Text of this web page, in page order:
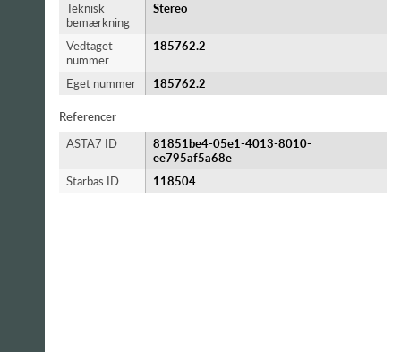
Teknisk
bemærkning
Stereo
Vedtaget
nummer
185762.2
Eget nummer 185762.2
Referencer
ASTA7 ID
81851be4-05e1-4013-8010-
ee795af5a68e
Starbas ID
118504